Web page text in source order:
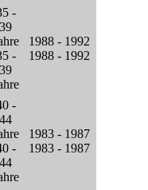
-
39
-
39
1988 - 1992
1988 - 1992
-
44
-
44
1983 - 1987
1983 - 1987